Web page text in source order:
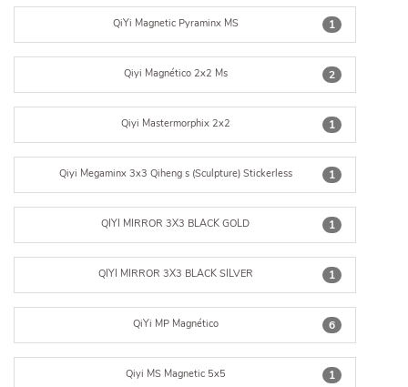
1
QiYi Magnetic Pyraminx MS
2
Qiyi Magnético 2x2 Ms
1
Qiyi Mastermorphix 2x2
1
Qiyi Megaminx 3x3 Qiheng s (Sculpture) Stickerless
1
QIYI MIRROR 3X3 BLACK GOLD
1
QIYI MIRROR 3X3 BLACK SILVER
6
QiYi MP Magnético
1
Qiyi MS Magnetic 5x5